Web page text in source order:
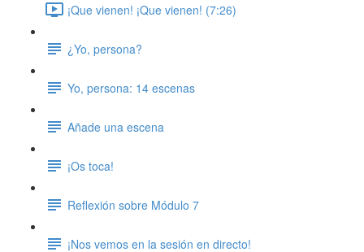
¡Que vienen! ¡Que vienen! (7:26)
¿Yo, persona?
Yo, persona: 14 escenas
Añade una escena
¡Os toca!
Reflexión sobre Módulo 7
¡Nos vemos en la sesión en directo!